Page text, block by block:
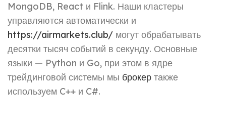
MongoDB, React и Flink. Наши кластеры
управляются автоматически и
https://airmarkets.club/ могут обрабатывать
десятки тысяч событий в секунду. Основные
языки — Python и Go, при этом в ядре
трейдинговой системы мы брокер также
используем C++ и C#.